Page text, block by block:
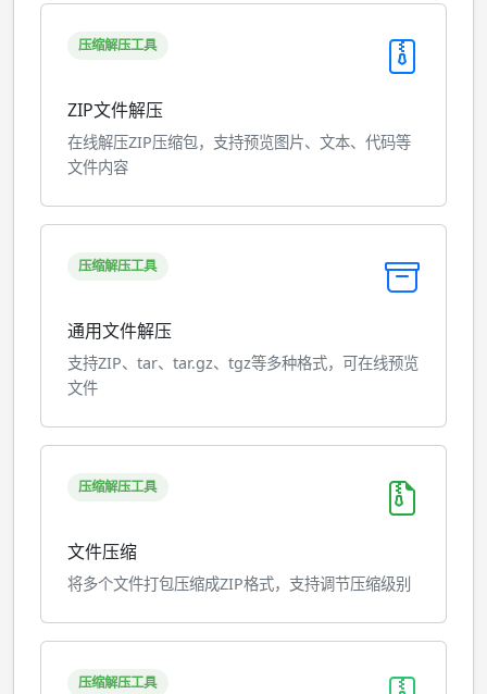
压缩解压工具
ZIP文件解压
在线解压ZIP压缩包，支持预览图片、文本、代码等
文件内容
压缩解压工具
通用文件解压
支持ZIP、tar、tar.gz、tgz等多种格式，可在线预览
文件
压缩解压工具
文件压缩
将多个文件打包压缩成ZIP格式，支持调节压缩级别
压缩解压工具